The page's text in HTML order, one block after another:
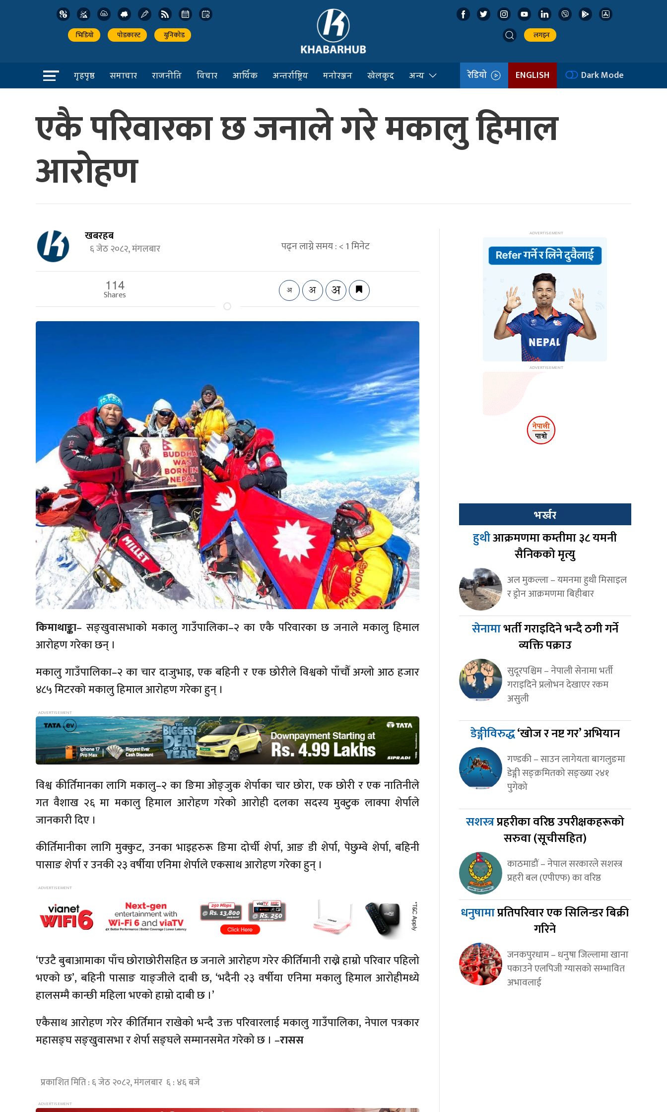
भिडियो पोडकास्ट युनिकोड लगइन
गृहपृष्ठ समाचार राजनीति विचार आर्थिक अन्तर्राष्ट्रिय मनोरञ्जन खेलकुद अन्य रेडियो ENGLISH Dark Mode
एकै परिवारका छ जनाले गरे मकालु हिमाल
आरोहण
खबरहब
६ जेठ २०८२, मंगलबार पढ्न लाग्ने समय :< 1मिनेट
114
Shares
किमाथाङ्का– सङ्खुवासभाको मकालु गाउँपालिका–२ का एकै परिवारका छ जनाले मकालु हिमाल
आरोहण गरेका छन् ।
मकालु गाउँपालिका–२ का चार दाजुभाइ, एक बहिनी र एक छोरीले विश्वको पाँचौँ अग्लो आठ हजार
४८५ मिटरको मकालु हिमाल आरोहण गरेका हुन् ।
विश्व कीर्तिमानका लागि मकालु–२ का ङिमा ओङ्जुक शेर्पाका चार छोरा, एक छोरी र एक नातिनीले
गत वैशाख २६ मा मकालु हिमाल आरोहण गरेको आरोही दलका सदस्य मुक्टुक लाक्पा शेर्पाले
जानकारी दिए ।
कीर्तिमानीका लागि मुक्कुट, उनका भाइहरुरू ङिमा दोर्ची शेर्पा, आङ डी शेर्पा, पेछुम्वे शेर्पा, बहिनी
पासाङ शेर्पा र उनकी २३ वर्षीया एनिमा शेर्पाले एकसाथ आरोहण गरेका हुन् ।
‘एउटै बुबाआमाका पाँच छोराछोरीसहित छ जनाले आरोहण गरेर कीर्तिमानी राख्ने हाम्रो परिवार पहिलो
भएको छ’, बहिनी पासाङ याङ्जीले दाबी छ, ‘भदैनी २३ वर्षीया एनिमा मकालु हिमाल आरोहीमध्ये
हालसम्मै कान्छी महिला भएको हाम्रो दाबी छ ।’
एकैसाथ आरोहण गरेर कीर्तिमान राखेको भन्दै उक्त परिवारलाई मकालु गाउँपालिका, नेपाल पत्रकार
महासङ्घ सङ्खुवासभा र शेर्पा सङ्घले सम्मानसमेत गरेको छ । –रासस
प्रकाशित मिति : ६ जेठ २०८२, मंगलबार ६ : ४६ बजे
भर्खर
हुथीआक्रमणमा कम्तीमा ३८ यमनी
सैनिकको मृत्यु
अल मुकल्ला – यमनमा हुथी मिसाइल
र ड्रोन आक्रमणमा बिहीबार
सेनामाभर्ती गराइदिने भन्दै ठगी गर्ने
व्यक्ति पक्राउ
सुदूरपश्चिम – नेपाली सेनामा भर्ती
गराइदिने प्रलोभन देखाएर रकम
असुली
डेङ्गीविरुद्ध‘खोज र नष्ट गर’ अभियान
गण्डकी – साउन लागेयता बागलुङमा
डेङ्गी सङ्क्रमितको सङ्ख्या २४१
पुगेको
सशस्त्रप्रहरीका वरिष्ठ उपरीक्षकहरूको
सरुवा (सूचीसहित)
काठमाडौं – नेपाल सरकारले सशस्त्र
प्रहरी बल (एपीएफ) का वरिष्ठ
धनुषामाप्रतिपरिवार एक सिलिन्डर बिक्री
गरिने
जनकपुरधाम – धनुषा जिल्लामा खाना
पकाउने एलपिजी ग्यासको सम्भावित
अभावलाई